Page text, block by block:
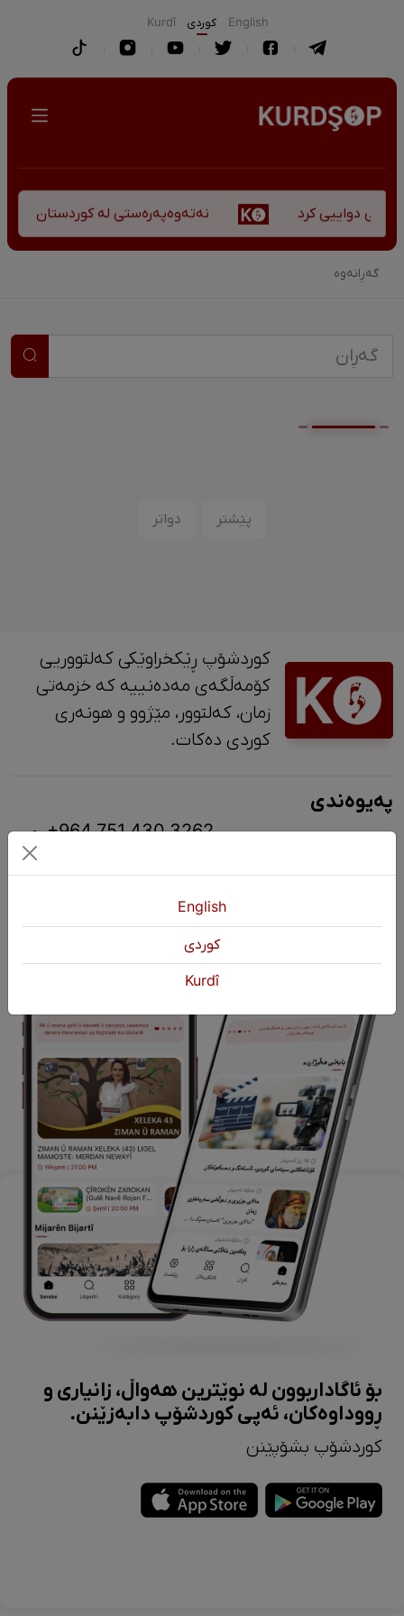
English كوردی Kurdî
دواییی کرد نەتەوەپەرەستی لە کوردستان -
گەڕانەوە
پێشتر دواتر
کوردشۆپ ڕێکخراوێکی کەلتووریی
کۆمەڵگەی مەدەنییە کە خزمەتی
زمان، کەلتوور، مێژوو و ‎هونەری
کوردی دەکات.
پەیوەندی
+964 751 430 3262
بۆ ئاگاداربوون لە نوێترین هەواڵ، زانیاری و
ڕووداوەکان، ئەپی کوردشۆپ دابەزێنن.
کوردشۆپ بشۆپێنن
English
كوردی
Kurdî